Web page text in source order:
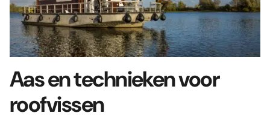
Aas en technieken voor
roofvissen